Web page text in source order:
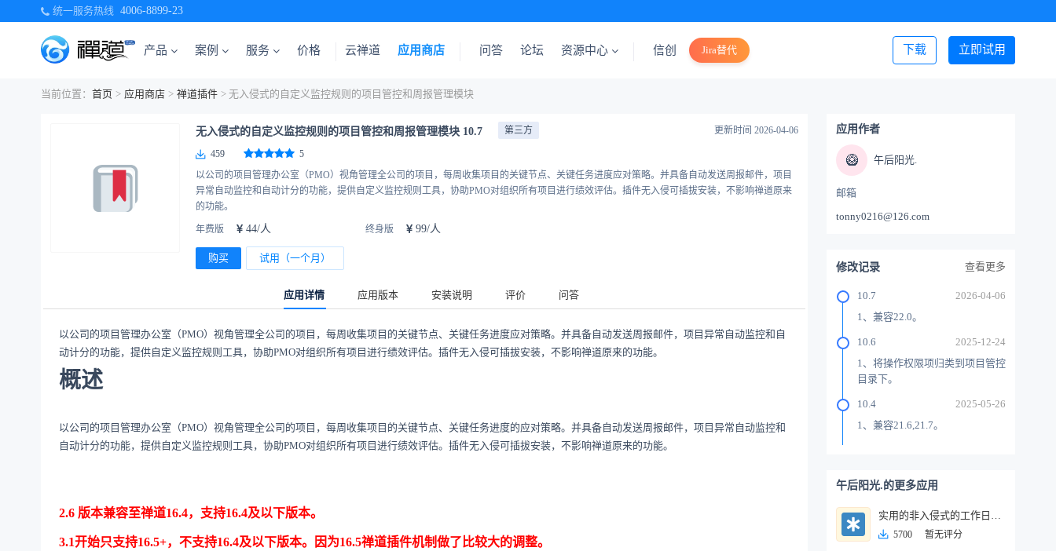
统一服务热线 4006-8899-23
产品 案例 服务 价格 立即试用
下载
云禅道 应用商店 问答 论坛 资源中心 信创 Jira替代 登录/注册
当前位置： 首页 > 应用商店 > 禅道插件 > 无入侵式的自定义监控规则的项目管控和周报管理模块
无入侵式的自定义监控规则的项目管控和周报管理模块 10.7 第三方 更新时间 2026-04-06
459
5
以公司的项目管理办公室（PMO）视角管理全公司的项目，每周收集项目的关键节点、关键任务进度应对策略。并具备自动发送周报邮件，项目
异常自动监控和自动计分的功能，提供自定义监控规则工具，协助PMO对组织所有项目进行绩效评估。插件无入侵可插拔安装，不影响禅道原来
的功能。
年费版 44/人 终身版 99/人
购买 试用（一个月）
应用详情 应用版本 安装说明 评价 问答
以公司的项目管理办公室（PMO）视角管理全公司的项目，每周收集项目的关键节点、关键任务进度应对策略。并具备自动发送周报邮件，项目异常自动监控和自
动计分的功能，提供自定义监控规则工具，协助PMO对组织所有项目进行绩效评估。插件无入侵可插拔安装，不影响禅道原来的功能。
概述
以公司的项目管理办公室（PMO）视角管理全公司的项目，每周收集项目的关键节点、关键任务进度的应对策略。并具备自动发送周报邮件，项目异常自动监控和
自动计分的功能，提供自定义监控规则工具，协助PMO对组织所有项目进行绩效评估。插件无入侵可插拔安装，不影响禅道原来的功能。
2.6 版本兼容至禅道16.4，支持16.4及以下版本。
3.1开始只支持16.5+，不支持16.4及以下版本。因为16.5禅道插件机制做了比较大的调整。
应用作者
🥝 午后阳光.
邮箱
tonny0216@126.com
修改记录 查看更多
10.7
2026-04-06
1、兼容22.0。
10.6
2025-12-24
1、将操作权限项归类到项目管控
目录下。
10.4
2025-05-26
1、兼容21.6,21.7。
午后阳光.的更多应用
5700 暂无评分